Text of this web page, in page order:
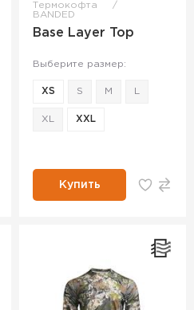
Термокофта
BANDED
Base Layer Top
Выберите размер:
XS S M
XL XXL
Купить